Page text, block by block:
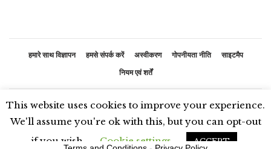
हमारे साथ विज्ञापन हमसे संपर्क करें अस्वीकरण गोपनीयता नीति
साइटमैप
नियम एवं शर्तें
© 2026 - भारतीय समाचार. सर्वाधिकार सुरक्षित
This website uses cookies to improve your experience.
We'll assume you're ok with this, but you can opt-out
if you wish.
Cookie settings ACCEPT